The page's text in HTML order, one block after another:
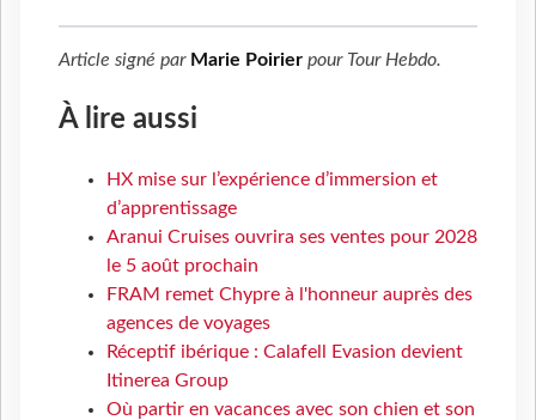
Article signé par Marie Poirier pour Tour Hebdo.
À lire aussi
HX mise sur l’expérience d’immersion et
d’apprentissage
Aranui Cruises ouvrira ses ventes pour 2028
le 5 août prochain
FRAM remet Chypre à l'honneur auprès des
agences de voyages
Réceptif ibérique : Calafell Evasion devient
Itinerea Group
Où partir en vacances avec son chien et son